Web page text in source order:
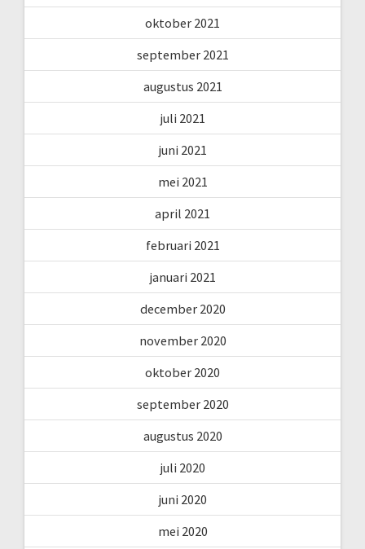
oktober 2021
september 2021
augustus 2021
juli 2021
juni 2021
mei 2021
april 2021
februari 2021
januari 2021
december 2020
november 2020
oktober 2020
september 2020
augustus 2020
juli 2020
juni 2020
mei 2020